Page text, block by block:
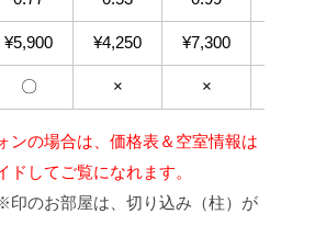
ンの場合は、価格表＆空室情報は
ドしてご覧になれます。
印のお部屋は、切り込み（柱）が